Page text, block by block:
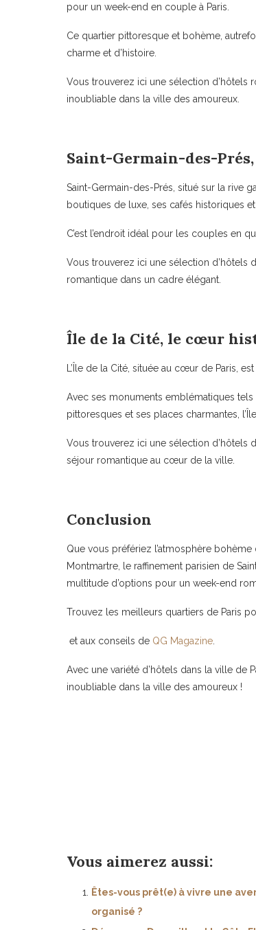
pour un week-end en couple à Paris.
Ce quartier pittoresque et bohème,
charme et d’histoire.
Vous trouverez ici une sélection d’hôtels
inoubliable dans la ville des amoureux.
Saint-Germain-des-
Saint-Germain-des-Prés, situé sur la rive
boutiques de luxe, ses cafés historiques et
C’est l’endroit idéal pour les couples en
Vous trouverez ici une sélection d’hôtels
romantique dans un cadre élégant.
Île de la Cité, le cœur
L’Île de la Cité, située au cœur de Paris,
Avec ses monuments emblématiques
pittoresques et ses places charmantes,
Vous trouverez ici une sélection d’hôtels
séjour romantique au cœur de la ville.
Conclusion
Que vous préfériez l’atmosphère
Montmartre, le raffinement parisien de
multitude d’options pour un week-end
Trouvez les meilleurs quartiers de Paris
et aux conseils de QG Magazine
Avec une variété d’hôtels dans la ville de
inoubliable dans la ville des amoureux !
Vous aimerez aussi:
Êtes-vous prêt(e) à vivre une
organisé ?